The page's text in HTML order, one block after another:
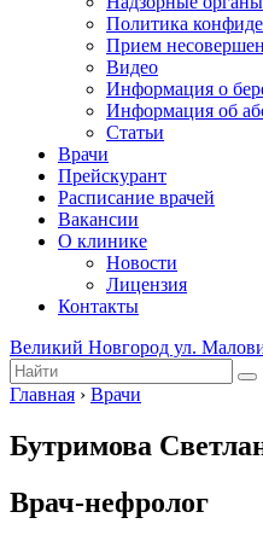
Политика
Прием
Видео
Информация о
Информация об
Статьи
Врачи
Прейскурант
Расписание врачей
Вакансии
О клинике
Новости
Лицензия
Контакты
Великий Новгород ул.
Главная › Врачи
Бутримова
Врач-нефролог